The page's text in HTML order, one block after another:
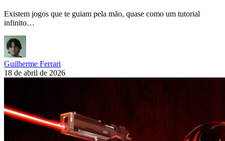
Existem jogos que te guiam pela mão, quase como um tutorial
infinito…
Guilherme Ferrari
18 de abril de 2026